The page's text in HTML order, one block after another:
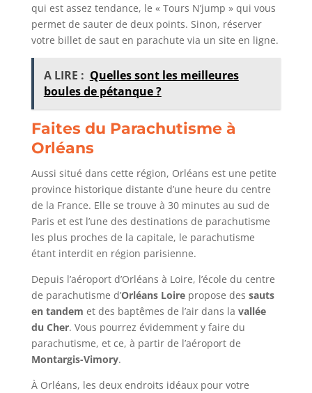
qui est assez tendance, le « Tours N’jump » qui vous
permet de sauter de deux points. Sinon, réserver
votre billet de saut en parachute via un site en ligne.
A LIRE : Quelles sont les meilleures
boules de pétanque ?
Faites du Parachutisme à
Orléans
Aussi situé dans cette région, Orléans est une petite
province historique distante d’une heure du centre
de la France. Elle se trouve à 30 minutes au sud de
Paris et est l’une des destinations de parachutisme
les plus proches de la capitale, le parachutisme
étant interdit en région parisienne.
Depuis l’aéroport d’Orléans à Loire, l’école du centre
de parachutisme d’Orléans Loire propose des sauts
en tandem et des baptêmes de l’air dans la vallée
du Cher. Vous pourrez évidemment y faire du
parachutisme, et ce, à partir de l’aéroport de
Montargis-Vimory.
À Orléans, les deux endroits idéaux pour votre